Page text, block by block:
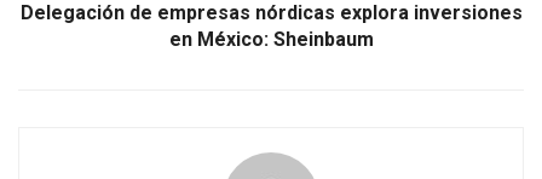
Delegación de empresas nórdicas explora inversiones
en México: Sheinbaum